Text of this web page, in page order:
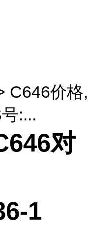
C646价格,
:...
对
1